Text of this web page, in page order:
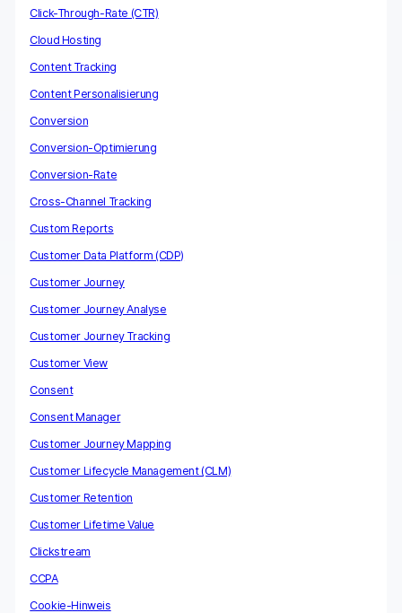
Click-Through-Rate (CTR)
Cloud Hosting
Content Tracking
Content Personalisierung
Conversion
Conversion-Optimierung
Conversion-Rate
Cross-Channel Tracking
Custom Reports
Customer Data Platform (CDP)
Customer Journey
Customer Journey Analyse
Customer Journey Tracking
Customer View
Consent
Consent Manager
Customer Journey Mapping
Customer Lifecycle Management (CLM)
Customer Retention
Customer Lifetime Value
Clickstream
CCPA
Cookie-Hinweis